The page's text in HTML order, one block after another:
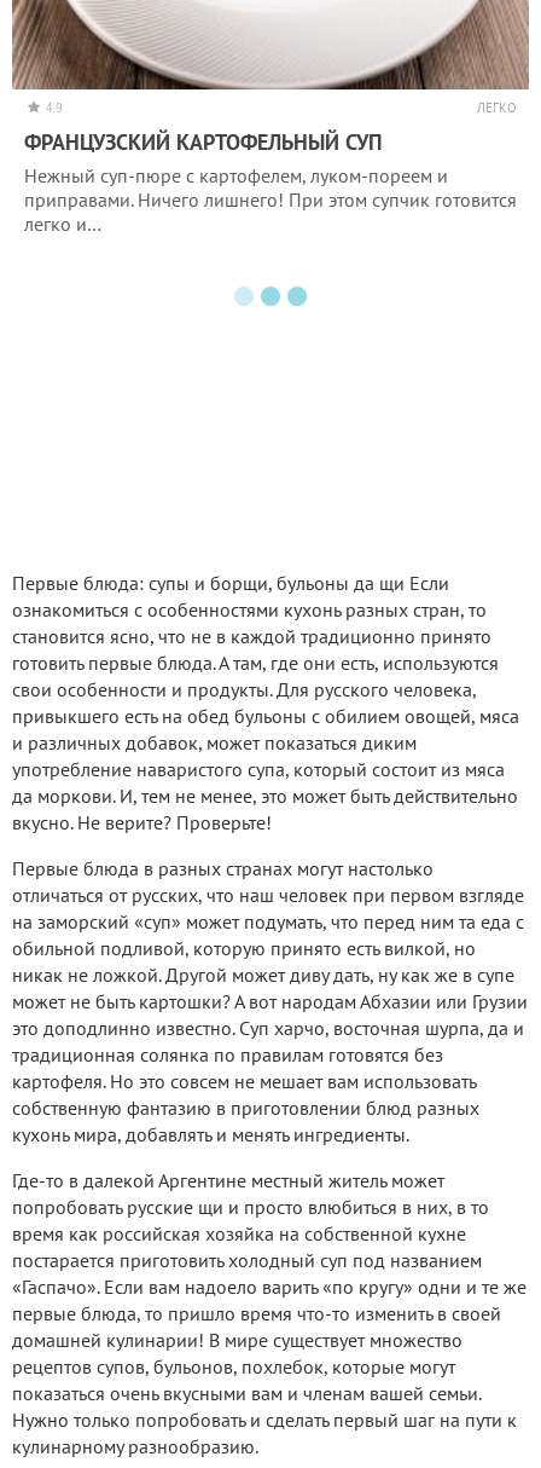
4.9 ЛЕГКО
ФРАНЦУЗСКИЙ КАРТОФЕЛЬНЫЙ СУП
Нежный суп-пюре с картофелем, луком-пореем и
приправами. Ничего лишнего! При этом супчик готовится
легко и…
Первые блюда: супы и борщи, бульоны да щи Если
ознакомиться с особенностями кухонь разных стран, то
становится ясно, что не в каждой традиционно принято
готовить первые блюда. А там, где они есть, используются
свои особенности и продукты. Для русского человека,
привыкшего есть на обед бульоны с обилием овощей, мяса
и различных добавок, может показаться диким
употребление наваристого супа, который состоит из мяса
да моркови. И, тем не менее, это может быть действительно
вкусно. Не верите? Проверьте!
Первые блюда в разных странах могут настолько
отличаться от русских, что наш человек при первом взгляде
на заморский «суп» может подумать, что перед ним та еда с
обильной подливой, которую принято есть вилкой, но
никак не ложкой. Другой может диву дать, ну как же в супе
может не быть картошки? А вот народам Абхазии или Грузии
это доподлинно известно. Суп харчо, восточная шурпа, да и
традиционная солянка по правилам готовятся без
картофеля. Но это совсем не мешает вам использовать
собственную фантазию в приготовлении блюд разных
кухонь мира, добавлять и менять ингредиенты.
Где-то в далекой Аргентине местный житель может
попробовать русские щи и просто влюбиться в них, в то
время как российская хозяйка на собственной кухне
постарается приготовить холодный суп под названием
«Гаспачо». Если вам надоело варить «по кругу» одни и те же
первые блюда, то пришло время что-то изменить в своей
домашней кулинарии! В мире существует множество
рецептов супов, бульонов, похлебок, которые могут
показаться очень вкусными вам и членам вашей семьи.
Нужно только попробовать и сделать первый шаг на пути к
кулинарному разнообразию.